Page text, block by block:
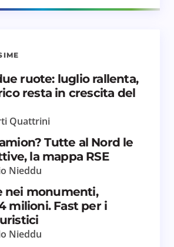
ruote: luglio rallenta,
resta in crescita del
Quattrini
Tutte al Nord le
la mappa RSE
Nieddu
nei monumenti,
milioni. Fast per i
Nieddu